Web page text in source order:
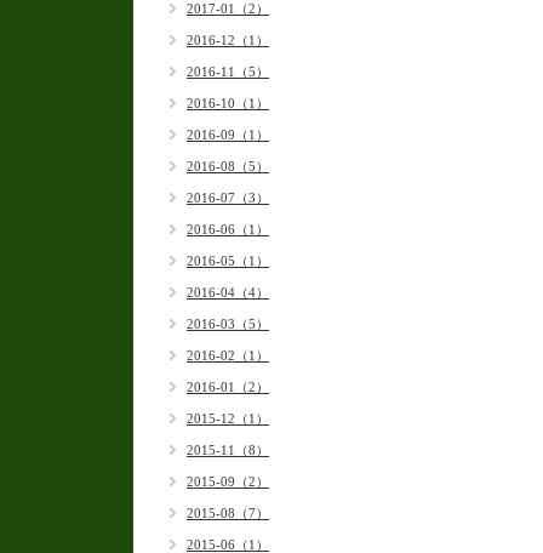
2017-01（2）
2016-12（1）
2016-11（5）
2016-10（1）
2016-09（1）
2016-08（5）
2016-07（3）
2016-06（1）
2016-05（1）
2016-04（4）
2016-03（5）
2016-02（1）
2016-01（2）
2015-12（1）
2015-11（8）
2015-09（2）
2015-08（7）
2015-06（1）